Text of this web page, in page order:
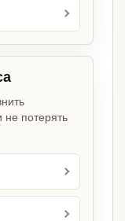
не потерять